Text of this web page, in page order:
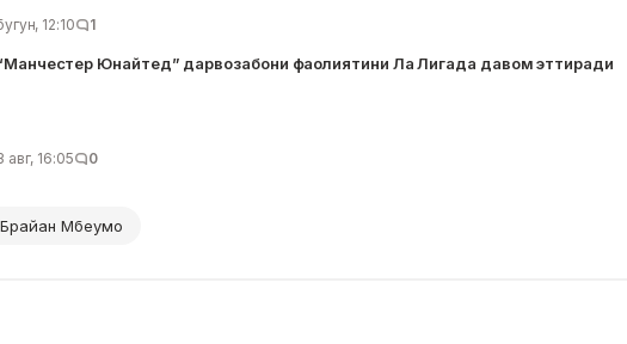
12:10 1
Юнайтед” дарвозабони фаолиятини Ла Лигада давом эттиради
авг, 16:05 0
Брайан Мбеумо